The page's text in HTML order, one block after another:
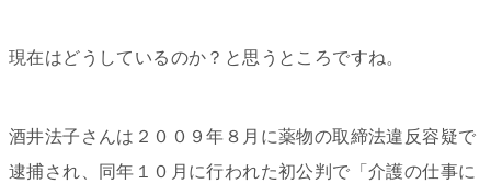
現在はどうしているのか？と思うところですね。
酒井法子さんは２００９年８月に薬物の取締法違反容疑で
逮捕され、同年１０月に行われた初公判で「介護の仕事に